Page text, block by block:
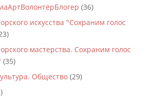
(36)
искусства "Сохраним голос
мастерства. Сохраним голос
(35)
Общество(29)